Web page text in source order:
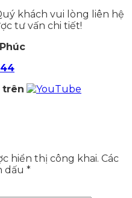
khách vui lòng liên hệ
tư vấn chi tiết!
trên
hiển thị công khai. Các
dấu *